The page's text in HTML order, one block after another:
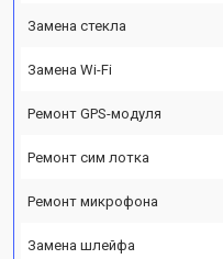
Замена стекла
Замена Wi-Fi
Ремонт GPS-модуля
Ремонт сим лотка
Ремонт микрофона
Замена шлейфа